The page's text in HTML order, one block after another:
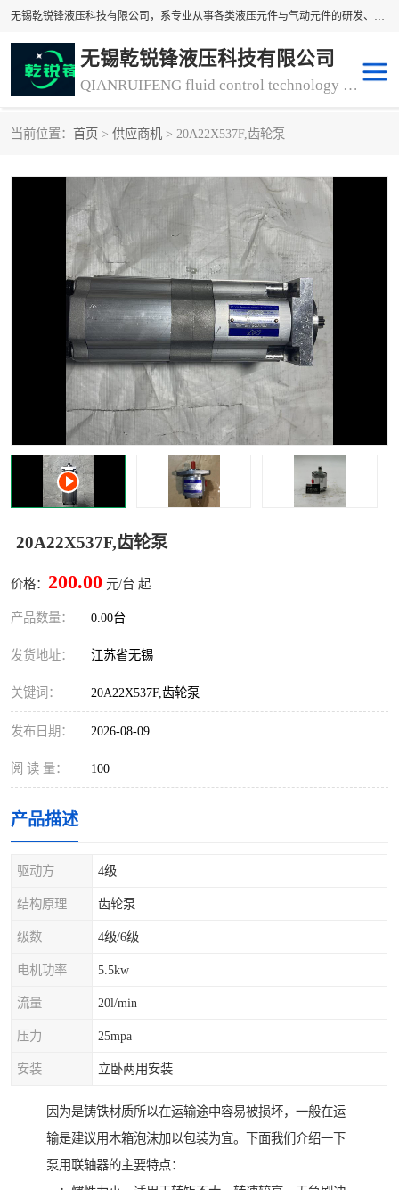
无锡乾锐锋液压科技有限公司，系专业从事各类液压元件与气动元件的研发、生产和销售业务为一体的生产型齿轮泵厂家、液压齿轮泵厂家。主要生产销售风冷式冷却器、液压油风冷却器，冷却器厂家直销、齿轮泵型号、齿轮泵厂家排名详情可来电咨询！
无锡乾锐锋液压科技有限公司
QIANRUIFENG fluid control technology co. LTD
当前位置： 首页 > 供应商机 > 20A22X537F,齿轮泵
20A22X537F,齿轮泵
价格： 200.00 元/台 起
产品数量： 0.00台
发货地址： 江苏省无锡
关键词： 20A22X537F,齿轮泵
发布日期： 2026-08-09
阅 读 量： 100
产品描述
驱动方 4级
结构原理 齿轮泵
级数 4级/6级
电机功率 5.5kw
流量 20l/min
压力 25mpa
安装 立卧两用安装
因为是铸铁材质所以在运输途中容易被损坏，一般在运
输是建议用木箱泡沫加以包装为宜。下面我们介绍一下
泵用联轴器的主要特点：
冷却器厂家直销
离合器、制动器 气动元器件
齿轮泵厂家